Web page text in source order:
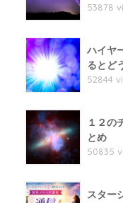
53878
ハイヤ
るとど
52844
１２の
とめ
50835
スター